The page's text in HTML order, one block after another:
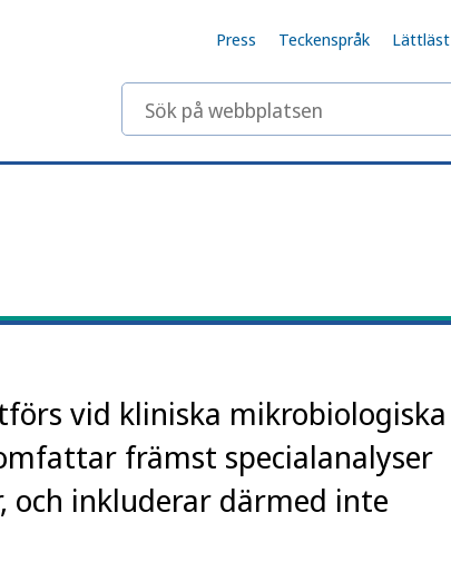
Press Teckenspråk Lättläst
Sök på webbplatsen
vid kliniska mikrobiologiska
främst specialanalyser
inkluderar därmed inte